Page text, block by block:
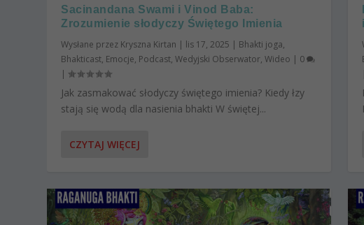
Sacinandana Swami i Vinod Baba:
Zrozumienie słodyczy Świętego Imienia
Wysłane przez Kryszna Kirtan | lis 17, 2025 | Bhakti joga,
Bhakticast, Emocje, Podcast,Wedyjski Obserwator,Wideo | 0
|
Jak zasmakować słodyczy świętego imienia? Kiedy łzy
stają się wodą dla nasienia bhakti W świętej...
CZYTAJ WIĘCEJ